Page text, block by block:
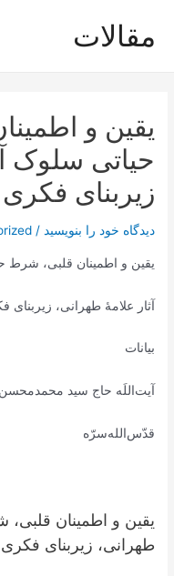
مقالات
یقین و
حیاتی سلوک
زیربنای
دیدگاه‌ خود را بنویسید /
یقین و اطمینان قلبی، شرط
آثار علامۀ طهرانی،
بیانات
آیت‌اللَه حاج سید
قدّس‌الله‌سرّه
یقین و اطمینان
طهرانی، زیربنای